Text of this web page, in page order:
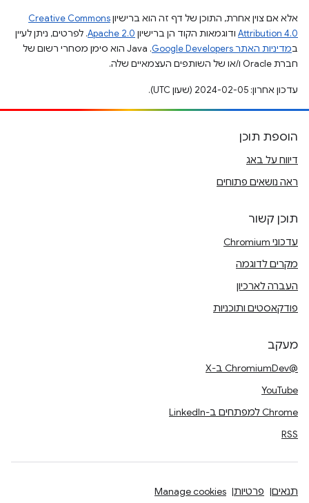
אלא אם צוין אחרת, התוכן של דף זה הוא ברישיוןCreative Commons
Attribution 4.0 ודוגמאות הקוד הן ברישיון Apache 2.0. לפרטים, ניתן לעיין
במדיניות האתר Google Developers‏
.‏ Java הוא סימן מסחרי רשום של
חברת Oracle ו/או של השותפים העצמאיים שלה.
עדכון אחרון: 2024-02-05 (שעון UTC).
הוספת תוכן
דיווח על באג
ראה נושאים פתוחים
תוכן קשור
עדכוני Chromium
מקרים לדוגמה
העברה לארכיון
פודקאסטים ותוכניות
מעקב
@ChromiumDev ב-X
YouTube
Chrome למפתחים ב-LinkedIn
RSS
תנאים פרטיות Manage cookies